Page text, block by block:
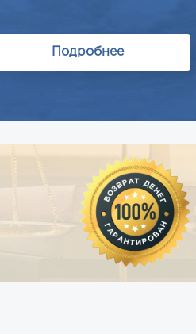
Подробнее